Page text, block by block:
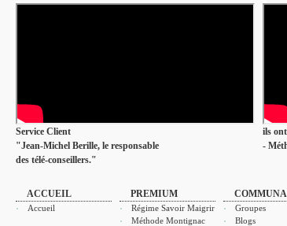
Service Client
"Jean-Michel Berille, le responsable
des télé-conseillers."
ils
-
ACCUEIL
Accueil
PREMIUM
Régime Savoir Maigrir
Méthode Montignac
Groupes
Blogs